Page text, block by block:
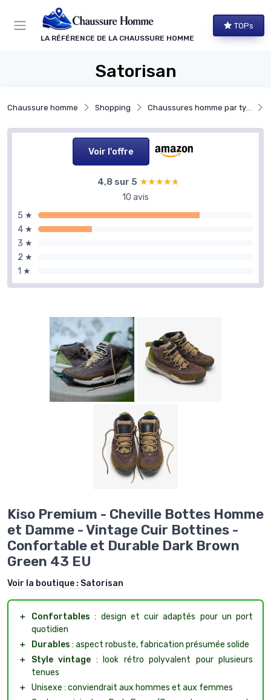
LA RÉFÉRENCE DE LA CHAUSSURE HOMME
TOPs
Satorisan
Chaussure homme Shopping Chaussures homme par type
Voir l'offre
4,8 sur 5 ★★★★★
★★★★★
10 avis
5 ★
4 ★
3 ★
2 ★
1 ★
Kiso Premium - Cheville Bottes Homme
et Damme - Vintage Cuir Bottines -
Confortable et Durable Dark Brown
Green 43 EU
Voir la boutique : Satorisan
＋ Confortables : design et cuir adaptés pour un port
quotidien
＋
Durables : aspect robuste, fabrication présumée solide
＋
Style vintage : look rétro polyvalent pour plusieurs
tenues
＋ Unisexe : conviendrait aux hommes et aux femmes
Panneau de gestion des cookies